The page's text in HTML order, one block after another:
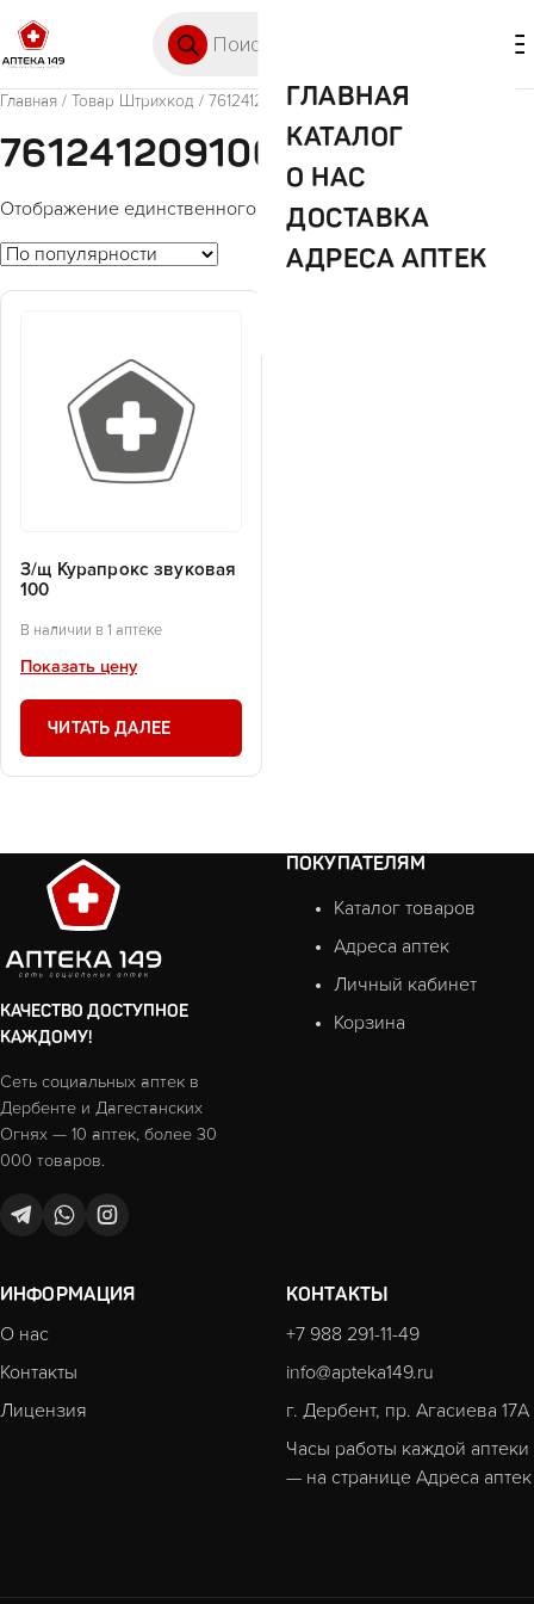
ГЛАВНАЯ
КАТАЛОГ
О НАС
ДОСТАВКА
АДРЕСА АПТЕК
Главная / Товар Штрихкод / 7612412091007
7612412091007
Отображение единственного товара
З/щ Курапрокс звуковая
100
В наличии в 1 аптеке
Показать цену
ЧИТАТЬ ДАЛЕЕ
КАЧЕСТВО ДОСТУПНОЕ
КАЖДОМУ!
Сеть социальных аптек в
Дербенте и Дагестанских
Огнях — 10 аптек, более 30
000 товаров.
ПОКУПАТЕЛЯМ
Каталог товаров
Адреса аптек
Личный кабинет
Корзина
ИНФОРМАЦИЯ
О нас
Контакты
Лицензия
КОНТАКТЫ
+7 988 291-11-49
info@apteka149.ru
г. Дербент, пр. Агасиева 17А
Часы работы каждой аптеки
— на странице Адреса аптек